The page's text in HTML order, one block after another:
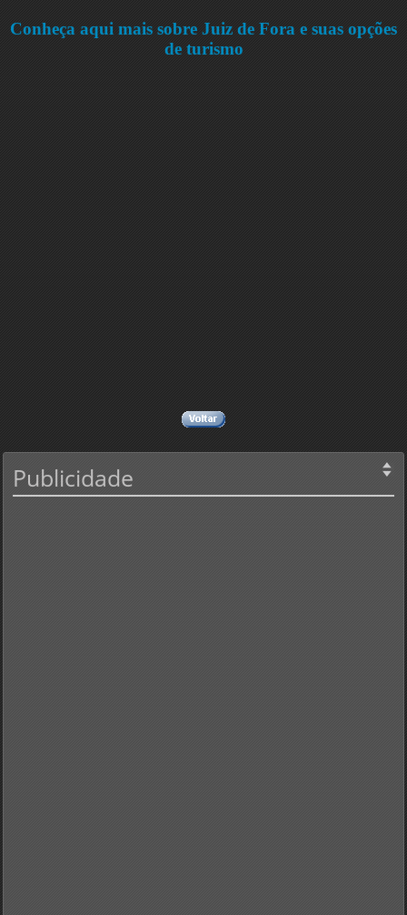
Conheça aqui mais sobre Juiz de Fora e suas opções
de turismo
Publicidade